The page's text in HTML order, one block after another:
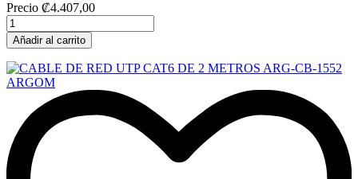
Precio ₡4.407,00
Añadir al carrito